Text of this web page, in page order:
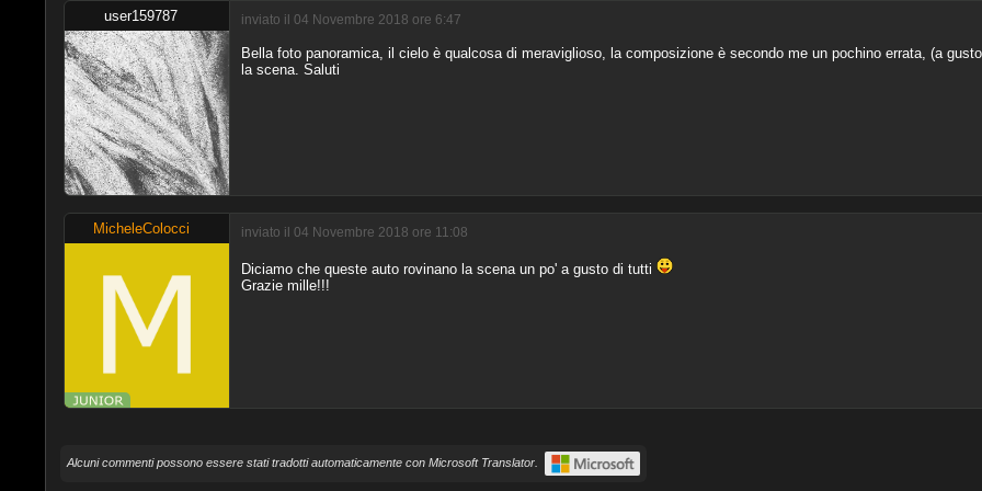
user159787 inviato il 04 Novembre 2018 ore 6:47
Bella foto panoramica, il cielo è qualcosa di meraviglioso, la composizione è secondo me un pochino errata, (a
la scena. Saluti
MicheleColocci inviato il 04 Novembre 2018 ore 11:08
Diciamo che queste auto rovinano la scena un po' a gusto di tutti
Grazie mille!!!
Alcuni commenti possono essere stati tradotti automaticamente con Microsoft Translator.